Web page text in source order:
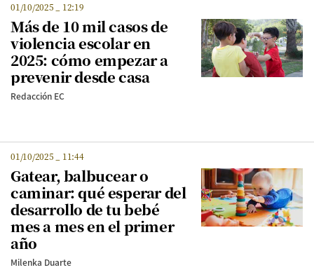
01/10/2025 12:19
Más de 10 mil casos de
violencia escolar en
2025: cómo empezar a
prevenir desde casa
Redacción EC
01/10/2025 11:44
Gatear, balbucear o
caminar: qué esperar del
desarrollo de tu bebé
mes a mes en el primer
año
Milenka Duarte